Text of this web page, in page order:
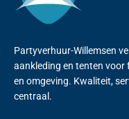
Partyverhuur-Willemsen
aankleding en tenten voor
en omgeving. Kwaliteit,
centraal.